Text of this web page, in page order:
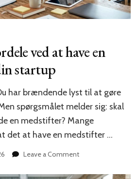
ved at have en
startup
har brændende lyst til at gøre
spørgsmålet melder sig: skal
en medstifter? Mange
det at have en medstifter …
Leave a Commenton
uventede